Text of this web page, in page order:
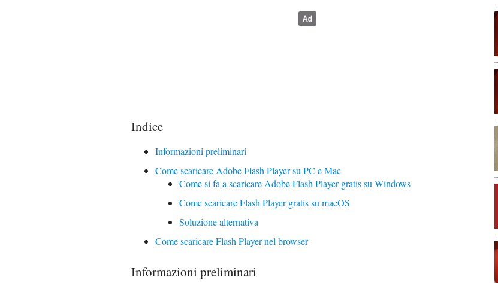
Indice
Informazioni preliminari
Come scaricare Adobe Flash Player su PC e Mac
Come si fa a scaricare Adobe Flash Player gratis su Windows
Come scaricare Flash Player gratis su macOS
Soluzione alternativa
Come scaricare Flash Player nel browser
Informazioni preliminari